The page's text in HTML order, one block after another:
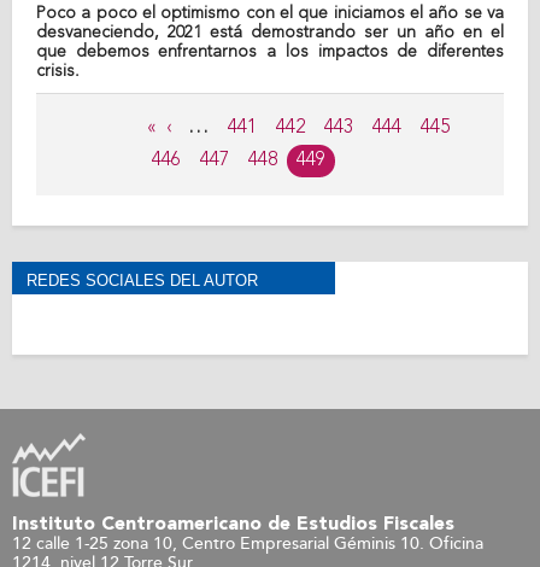
Poco a poco el optimismo con el que iniciamos el año se va
desvaneciendo, 2021 está demostrando ser un año en el
que debemos enfrentarnos a los impactos de diferentes
crisis.
« ‹ … 441 442 443 444
445
446
447 448 449
REDES SOCIALES DEL AUTOR
Instituto Centroamericano de Estudios Fiscales
12 calle 1-25 zona 10, Centro Empresarial Géminis 10. Oficina
1214, nivel 12 Torre Sur.